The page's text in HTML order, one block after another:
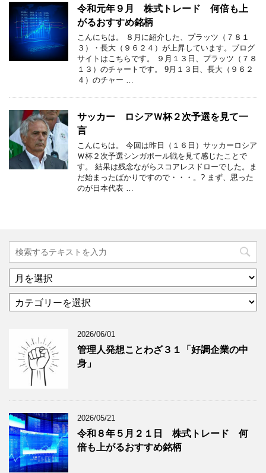
令和元年９月 株式トレード 何倍も上
がるおすすめ銘柄
こんにちは。 ８月に紹介した、プラッツ（７８１
３）・長大（９６２４）が上昇しています。ブログ
サイトはこちらです。 ９月１３日、プラッツ（７８
１３）のチャートです。 9月１３日、長大（９６２
４）のチャー …
サッカー ロシアＷ杯２次予選を見て一
言
こんにちは。 今回は昨日（１６日）サッカーロシア
Ｗ杯２次予選シンガポール戦を見て感じたことで
す。 結果は残念ながらスコアレスドローでした。ま
だ始まったばかりですので・・・。? まず、思った
のが日本代表 …
ア
ー
イ
グ
記
事
を
表
示
テ
ー
グ
記
事
を
2026/06/01
管理人発想ことわざ３１「好調企業の中
身」
2026/05/21
令和８年５月２１日 株式トレード 何
倍も上がるおすすめ銘柄